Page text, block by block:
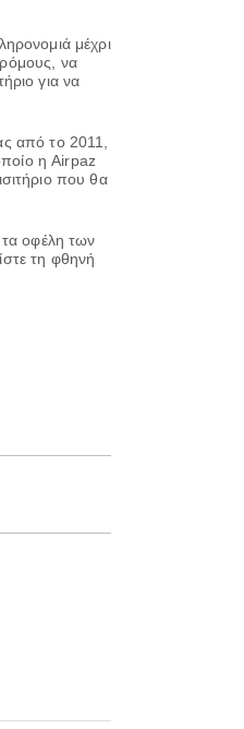
μέχρι
να
για να
από το 2011,
η Airpaz
που θα
τα οφέλη των
τη φθηνή